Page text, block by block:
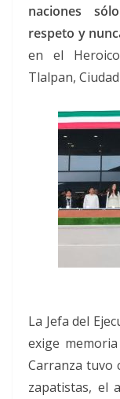
naciones
respeto y
en el
Tlalpan,
La Jefa del
exige
Carranza tuvo
zapatistas, el